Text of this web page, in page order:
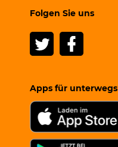
Folgen Sie uns
Apps für unterwegs